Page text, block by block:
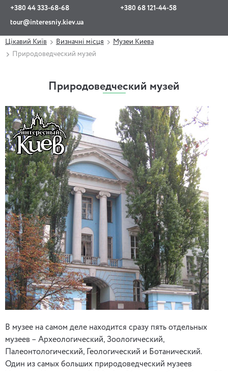
+380 44 333-68-68
+380 68 121-44-58
tour@interesniy.kiev.ua
Viber WhatsApp
Цікавий Київ Визначні місця
Музеи Киева
Природоведческий музей
Природоведческий музей
В музее на самом деле находится сразу пять отдельных
музеев – Археологический, Зоологический,
Палеонтологический, Геологический и Ботанический.
Один из самых больших природоведческий музеев